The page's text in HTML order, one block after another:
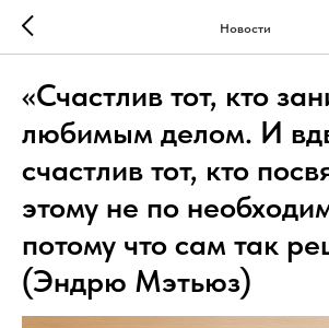
Новости
«Счастлив тот, кто
любимым делом. И
счастлив тот, кто
этому не по
потому что сам так
(Эндрю Мэтьюз)